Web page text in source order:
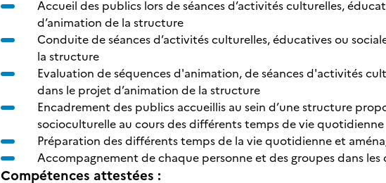
Accueil des publics lors de séances d’activités culturelles,
d’animation de la structure
Conduite de séances d’activités culturelles, éducatives ou
la structure
Evaluation de séquences d'animation, de séances d'activités
dans le projet d’animation de la structure
Encadrement des publics accueillis au sein d’une structure
socioculturelle au cours des différents temps de vie quotidienne
Préparation des différents temps de la vie quotidienne et
Accompagnement de chaque personne et des groupes dans
Compétences attestées :